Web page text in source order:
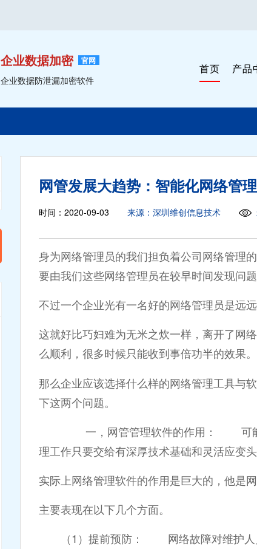
企业数据加密 官网
企业数据防泄漏加密软件
首页 产品
网管发展大趋势：智能化网络管理
时间：2020-09-03 来源：深圳维创信息技术
身为网络管理员的我们担负着公司网络管理
要由我们这些网络管理员在较早时间发现问题
不过一个企业光有一名好的网络管理员是远
这就好比巧妇难为无米之炊一样，离开了网
么顺利，很多时候只能收到事倍功半的效果。
那么企业应该选择什么样的网络管理工具与
下这两个问题。
一，网管管理软件的作用： 可能很多
理工作只要交给有深厚技术基础和灵活应变头
实际上网络管理软件的作用是巨大的，他是
主要表现在以下几个方面。
（1）提前预防： 网络故障对维护人员